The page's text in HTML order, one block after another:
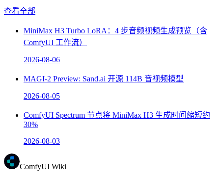
查看全部
MiniMax H3 Turbo LoRA：4 步音频视频生成预览（含
ComfyUI 工作流）
2026-08-06
MAGI-2 Preview: Sand.ai 开源 114B 音视频模型
2026-08-05
ComfyUI Spectrum 节点将 MiniMax H3 生成时间缩短约
30%
2026-08-03
ComfyUI Wiki